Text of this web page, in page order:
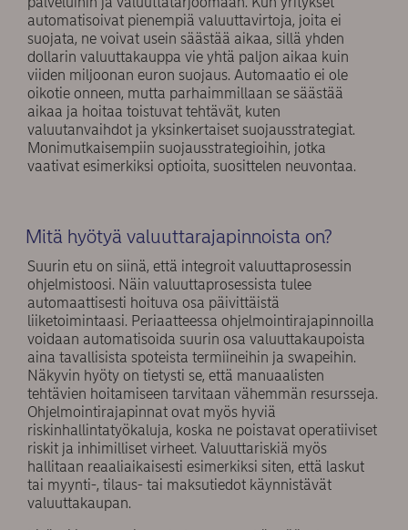
automatisoivat pienempiä valuuttavirtoja, joita ei
suojata, ne voivat usein säästää aikaa, sillä yhden
dollarin valuuttakauppa vie yhtä paljon aikaa kuin
viiden miljoonan euron suojaus. Automaatio ei ole
oikotie onneen, mutta parhaimmillaan se säästää
aikaa ja hoitaa toistuvat tehtävät, kuten
valuutanvaihdot ja yksinkertaiset suojausstrategiat.
Monimutkaisempiin suojausstrategioihin, jotka
vaativat esimerkiksi optioita, suosittelen neuvontaa.
Mitä hyötyä valuuttarajapinnoista on?
Suurin etu on siinä, että integroit valuuttaprosessin
ohjelmistoosi. Näin valuuttaprosessista tulee
automaattisesti hoituva osa päivittäistä
liiketoimintaasi. Periaatteessa ohjelmointirajapinnoilla
voidaan automatisoida suurin osa valuuttakaupoista
aina tavallisista spoteista termiineihin ja swapeihin.
Näkyvin hyöty on tietysti se, että manuaalisten
tehtävien hoitamiseen tarvitaan vähemmän resursseja.
Ohjelmointirajapinnat ovat myös hyviä
riskinhallintatyökaluja, koska ne poistavat operatiiviset
riskit ja inhimilliset virheet. Valuuttariskiä myös
hallitaan reaaliaikaisesti esimerkiksi siten, että laskut
tai myynti-, tilaus- tai maksutiedot käynnistävät
valuuttakaupan.